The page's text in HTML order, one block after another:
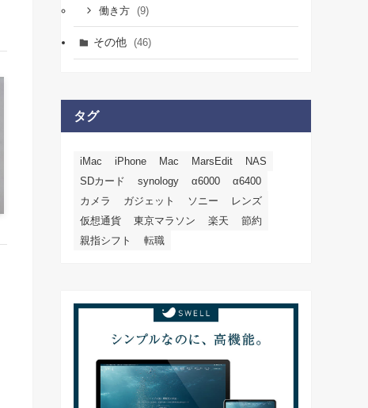
働き方 (9)
その他 (46)
タグ
iMac iPhone Mac MarsEdit
NAS
SDカード
synology α6000
α6400
カメラ
ガジェット ソニー
レンズ
仮想通貨
東京マラソン 楽天
節約
親指シフト
転職